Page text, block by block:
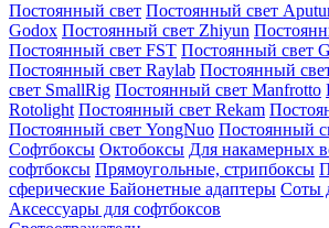
Постоянный свет Постоянный свет
Godox Постоянный свет Zhiyun
Постоянный свет FST Постоянный свет
Постоянный свет Raylab Постоянный
свет SmallRig Постоянный свет Manfrotto
Rotolight Постоянный свет Rekam
Постоянный свет YongNuo Постоянный
Софтбоксы Октобоксы Для накамерных
софтбоксы Прямоугольные, стрипбоксы
сферические Байонетныe адаптеры Соты
Аксессуары для софтбоксов